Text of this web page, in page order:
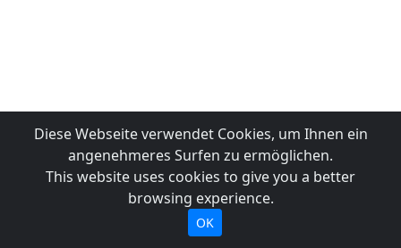
Diese Webseite verwendet Cookies, um Ihnen ein
angenehmeres Surfen zu ermöglichen.
This website uses cookies to give you a better
browsing experience.
OK